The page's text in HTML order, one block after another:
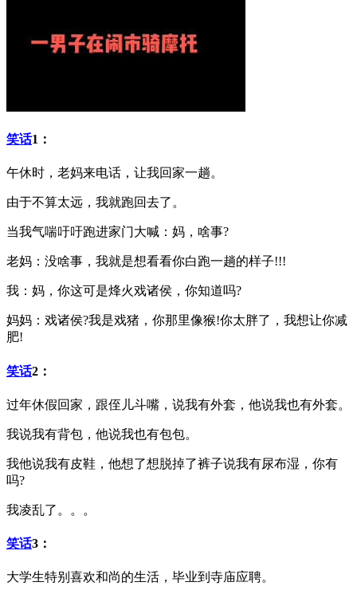
笑话1：
午休时，老妈来电话，让我回家一趟。
由于不算太远，我就跑回去了。
当我气喘吁吁跑进家门大喊：妈，啥事?
老妈：没啥事，我就是想看看你白跑一趟的样子!!!
我：妈，你这可是烽火戏诸侯，你知道吗?
妈妈：戏诸侯?我是戏猪，你那里像猴!你太胖了，我想让你减
肥!
笑话2：
过年休假回家，跟侄儿斗嘴，说我有外套，他说我也有外套。
我说我有背包，他说我也有包包。
我他说我有皮鞋，他想了想脱掉了裤子说我有尿布湿，你有
吗?
我凌乱了。。。
笑话3：
大学生特别喜欢和尚的生活，毕业到寺庙应聘。